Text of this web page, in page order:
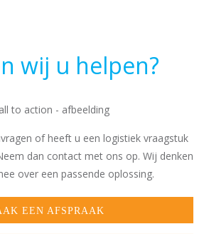
wij u helpen?
of heeft u een logistiek vraagstuk
dan contact met ons op. Wij denken
over een passende oplossing.
EEN AFSPRAAK